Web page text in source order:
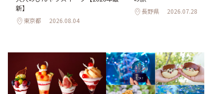
新】
東京都 2026.08.04
長野県 2026.07.28